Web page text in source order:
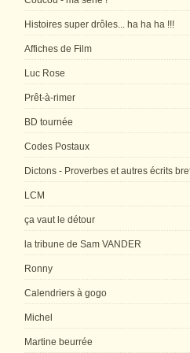
Histoires super drôles... ha ha ha !!!
Affiches de Film
Luc Rose
Prêt-à-rimer
BD tournée
Codes Postaux
Dictons - Proverbes et autres écrits
LCM
ça vaut le détour
la tribune de Sam VANDER
Ronny
Calendriers à gogo
Michel
Martine beurrée